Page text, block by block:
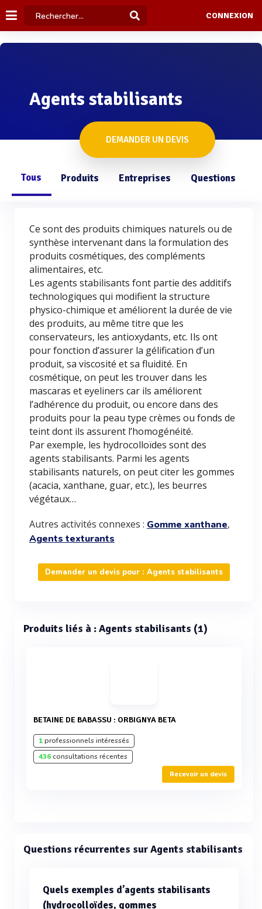
CONNEXION
Agents stabilisants
DEMANDER UN DEVIS
Tous Produits Entreprises Questions
Ce sont des produits chimiques naturels ou de
synthèse intervenant dans la formulation des
produits cosmétiques, des compléments
alimentaires, etc.
Les agents stabilisants font partie des additifs
technologiques qui modifient la structure
physico-chimique et améliorent la durée de vie
des produits, au même titre que les
conservateurs, les antioxydants, etc. Ils ont
pour fonction d’assurer la gélification d’un
produit, sa viscosité et sa fluidité. En
cosmétique, on peut les trouver dans les
mascaras et eyeliners car ils améliorent
l’adhérence du produit, ou encore dans des
produits pour la peau type crèmes ou fonds de
teint dont ils assurent l’homogénéité.
Par exemple, les hydrocolloïdes sont des
agents stabilisants. Parmi les agents
stabilisants naturels, on peut citer les gommes
(acacia, xanthane, guar, etc.), les beurres
végétaux…
Autres activités connexes : Gomme xanthane,
Agents texturants
Demander un devis pour : Agents stabilisants
Produits liés à : Agents stabilisants (1)
BETAINE DE BABASSU : ORBIGNYA BETA
1professionnels intéressés
436consultations récentes
Recevoir un devis
Questions récurrentes sur Agents stabilisants
Quels exemples d’agents stabilisants
(hydrocolloïdes, gommes